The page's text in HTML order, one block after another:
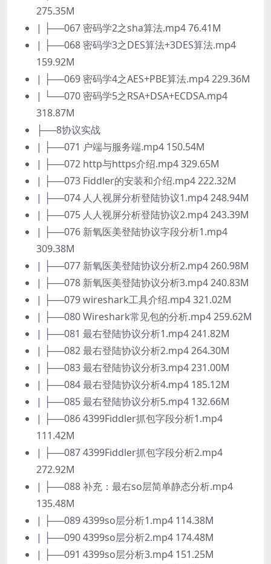
275.35M
| ├──067 密码学2之sha算法.mp4 76.41M
| ├──068 密码学3之DES算法+3DES算法.mp4
159.92M
| ├──069 密码学4之AES+PBE算法.mp4 229.36M
| └──070 密码学5之RSA+DSA+ECDSA.mp4
318.87M
├──8协议实战
| ├──071 户端与服务端.mp4 150.54M
| ├──072 http与https介绍.mp4 329.65M
| ├──073 Fiddler的安装和介绍.mp4 222.32M
| ├──074 人人视屏分析登陆协议1.mp4 248.94M
| ├──075 人人视屏分析登陆协议2.mp4 243.39M
| ├──076 新氧医美登陆协议字段分析1.mp4
309.38M
| ├──077 新氧医美登陆协议分析2.mp4 260.98M
| ├──078 新氧医美登陆协议分析3.mp4 240.83M
| ├──079 wireshark工具介绍.mp4 321.02M
| ├──080 Wireshark常见包的分析.mp4 259.62M
| ├──081 最右登陆协议分析1.mp4 241.82M
| ├──082 最右登陆协议分析2.mp4 264.30M
| ├──083 最右登陆协议分析3.mp4 231.00M
| ├──084 最右登陆协议分析4.mp4 185.12M
| ├──085 最右登陆协议分析5.mp4 132.66M
| ├──086 4399Fiddler抓包字段分析1.mp4
111.42M
| ├──087 4399Fiddler抓包字段分析2.mp4
272.92M
| ├──088 补充：最右so层简单静态分析.mp4
135.48M
| ├──089 4399so层分析1.mp4 114.38M
| ├──090 4399so层分析2.mp4 174.48M
| ├──091 4399so层分析3.mp4 151.25M